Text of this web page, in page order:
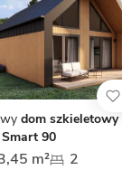
dom szkieletowy
90
m² 2